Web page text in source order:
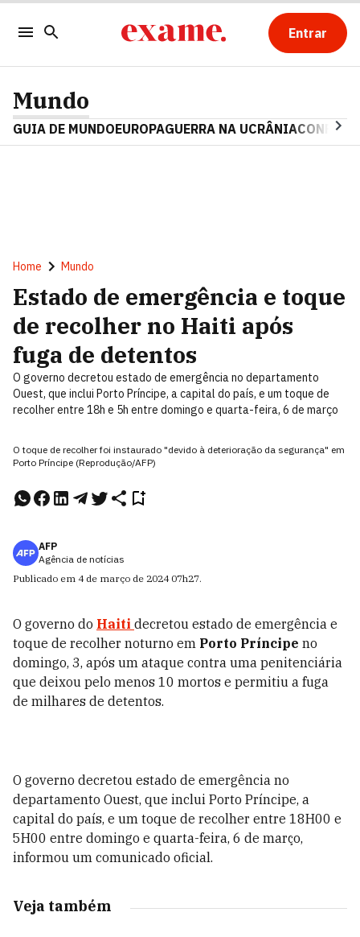
Entrar
Mundo
GUIA DE MUNDOEUROPAGUERRA NA UCRÂNIA
Home Mundo
Estado de emergência e toque
de recolher no Haiti após
fuga de detentos
O governo decretou estado de emergência no departamento
Ouest, que inclui Porto Príncipe, a capital do país, e um toque de
recolher entre 18h e 5h entre domingo e quarta-feira, 6 de março
O toque de recolher foi instaurado "devido à deterioração da segurança" em
Porto Príncipe (Reprodução/AFP)
AFP
Agência de notícias
Publicado em 4 de março de 2024 07h27.
O governo do Haiti decretou estado de emergência e
toque de recolher noturno em Porto Príncipe no
domingo, 3, após um ataque contra uma penitenciária
que deixou pelo menos 10 mortos e permitiu a fuga
de milhares de detentos.
O governo decretou estado de emergência no
departamento Ouest, que inclui Porto Príncipe, a
capital do país, e um toque de recolher entre 18H00 e
5H00 entre domingo e quarta-feira, 6 de março,
informou um comunicado oficial.
Veja também